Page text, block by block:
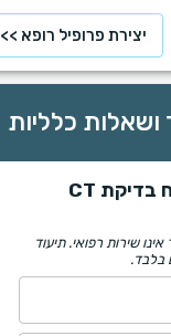
יצירת פרופיל רופא >>
כלליות
קביעת תורים לפענוח בדיקת CT
שירות רפואי. תיעוד
בלבד.